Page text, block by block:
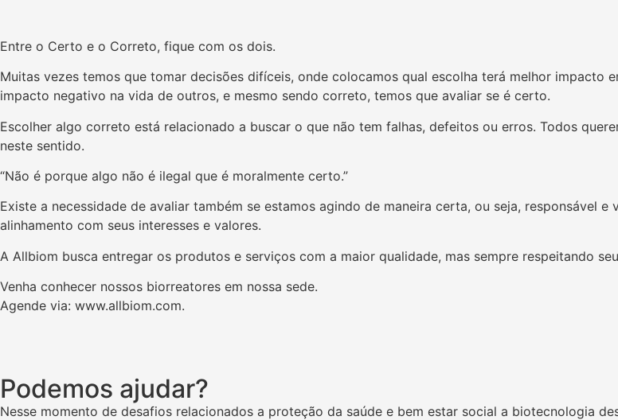
Entre o Certo e o Correto, fique com os dois.
Muitas vezes temos que tomar decisões difíceis, onde colocamos qual escolha terá melhor impacto
impacto negativo na vida de outros, e mesmo sendo correto, temos que avaliar se é certo.
Escolher algo correto está relacionado a buscar o que não tem falhas, defeitos ou erros. Todos
neste sentido.
“Não é porque algo não é ilegal que é moralmente certo.”
Existe a necessidade de avaliar também se estamos agindo de maneira certa, ou seja, responsável
alinhamento com seus interesses e valores.
A Allbiom busca entregar os produtos e serviços com a maior qualidade, mas sempre respeitando
Venha conhecer nossos biorreatores em nossa sede.
Agende via: www.allbiom.com.
Podemos ajudar?
Nesse momento de desafios relacionados a proteção da saúde e bem estar social a biotecnologia